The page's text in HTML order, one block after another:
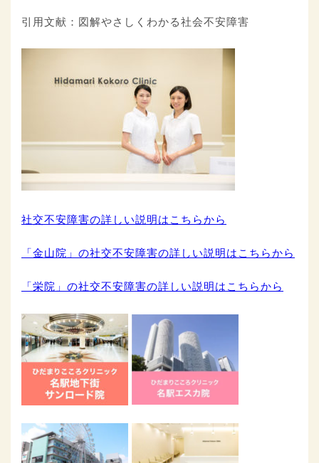
引用文献：図解やさしくわかる社会不安障害
社交不安障害の詳しい説明はこちらから
「金山院」の社交不安障害の詳しい説明はこちらから
「栄院」の社交不安障害の詳しい説明はこちらから